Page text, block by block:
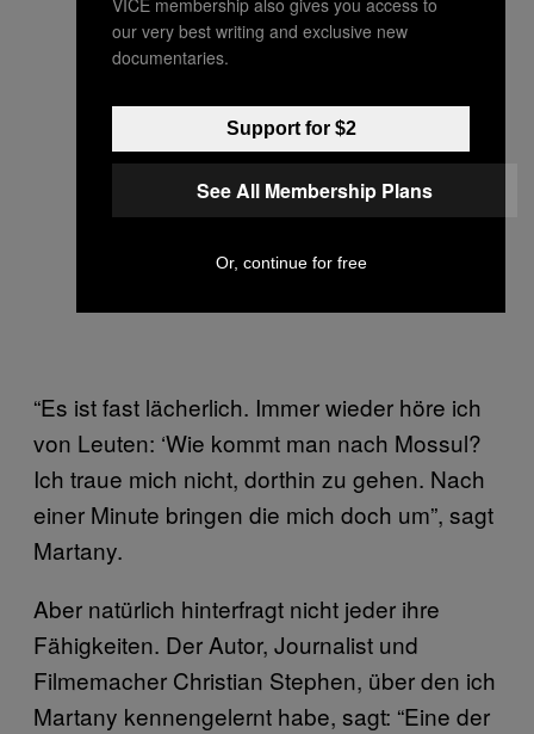
“Es ist fast lächerlich. Immer wieder höre ich
von Leuten: ‘Wie kommt man nach Mossul?
Ich traue mich nicht, dorthin zu gehen. Nach
einer Minute bringen die mich doch um”, sagt
Martany.
Aber natürlich hinterfragt nicht jeder ihre
Fähigkeiten. Der Autor, Journalist und
Filmemacher Christian Stephen, über den ich
Martany kennengelernt habe, sagt: “Eine der
our very best writing and exclusive new
documentaries.
Support for $2
See All Membership Plans
Or, continue for free